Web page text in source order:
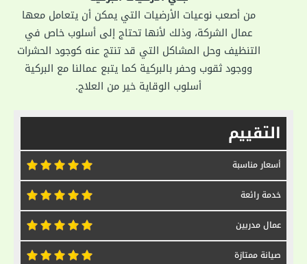
من أصعب نوعيات الأرضيات التي يمكن أن يتعامل معها
عمال الشركة، وذلك لأنها تحتاج إلى أسلوب خاص في
التنظيف وحل المشاكل التي قد تنتج عنه كوجود الحشرات
ووجود ثقوب وحفر بالبركية كما يتبع عمالنا مع البركية
أسلوب الوقاية خير من العلاج.
التقييم
أسعار مناسبة
خدمة رائعة
عمال مدربين
صيانة ممتازة